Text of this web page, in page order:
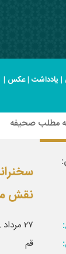
| یادداشت |عکس |
مطلب صحیفه
نقش
۲۷ مرداد ۱۳۵۸/ ۲۴ رمضان ۱۳۹۹
قم